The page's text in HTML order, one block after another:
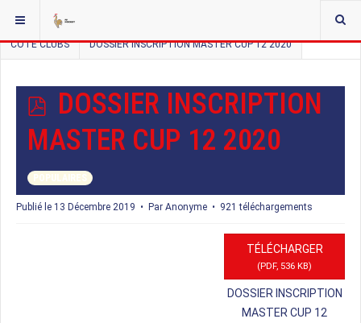
VOUS ÊTES ICI :
CÔTÉ CLUBS DOSSIER INSCRIPTION MASTER CUP 12 2020
P
D
F
DOSSIER INSCRIPTION
MASTER CUP 12 2020
POPULAIRES
Publié le 13 Décembre 2019 Par Anonyme 921 téléchargements
TÉLÉCHARGER
(PDF, 536 KB)
DOSSIER INSCRIPTION
MASTER CUP 12